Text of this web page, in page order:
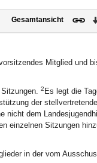
Gesamtansicht
Mitglied und
2 Es legt die
der
nicht dem
einzelnen Sitzungen
in der vom